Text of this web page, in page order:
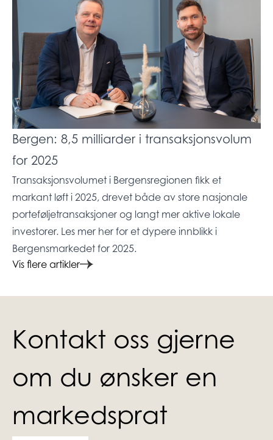
Bergen: 8,5 milliarder i transaksjonsvolum
for 2025
Transaksjonsvolumet i Bergensregionen fikk et
markant løft i 2025, drevet både av store nasjonale
porteføljetransaksjoner og langt mer aktive lokale
investorer. Les mer her for et dypere innblikk i
Bergensmarkedet for 2025.
Vis flere artikler
Kontakt oss gjerne
om du ønsker en
markedsprat